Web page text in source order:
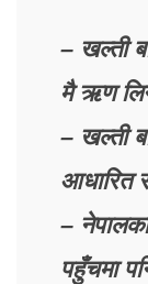
– खल्ती
मै ऋण
– खल्ती
आधारित
–
पहुँचमा